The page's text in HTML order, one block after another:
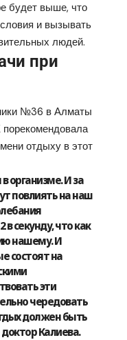
будет выше, что
и вызывать
людей.
при
№36 в Алматы
порекомендовала
отдыху в этот
организме. И за
повлиять на наш
секунду, что как
нашему. И
состоят на
эти
чередовать
должен быть
Калиева.